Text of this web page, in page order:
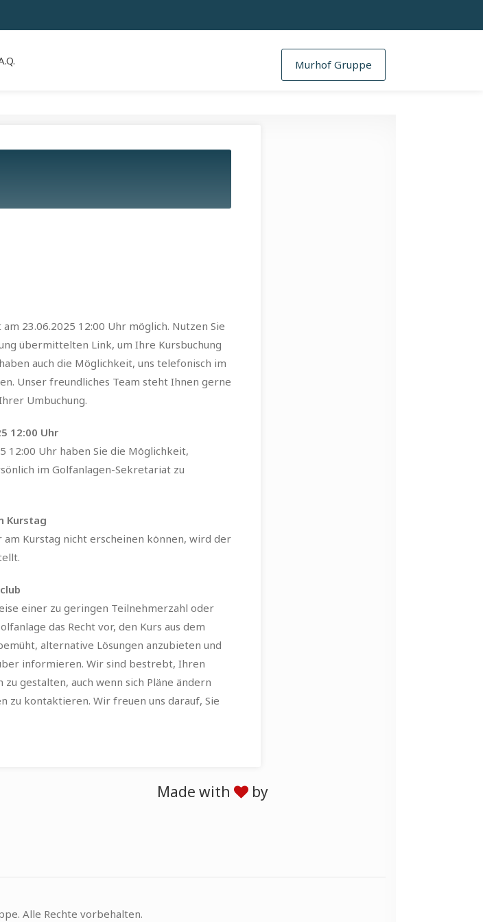
Murhof Gruppe
23.06.2025 12:00 Uhr möglich. Nutzen Sie
übermittelten Link, um Ihre Kursbuchung
auch die Möglichkeit, uns telefonisch im
Unser freundliches Team steht Ihnen gerne
Umbuchung.
12:00 Uhr
12:00 Uhr haben Sie die Möglichkeit,
im Golfanlagen-Sekretariat zu
Kurstag
am Kurstag nicht erscheinen können, wird der
einer zu geringen Teilnehmerzahl oder
das Recht vor, den Kurs aus dem
alternative Lösungen anzubieten und
informieren. Wir sind bestrebt, Ihren
gestalten, auch wenn sich Pläne ändern
zu kontaktieren. Wir freuen uns darauf, Sie
Made with by
Alle Rechte vorbehalten.